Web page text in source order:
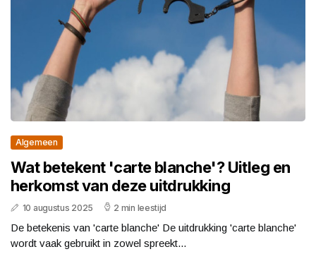
Algemeen
Wat betekent 'carte blanche'? Uitleg en
herkomst van deze uitdrukking
10 augustus 2025 2 min leestijd
De betekenis van 'carte blanche' De uitdrukking 'carte blanche'
wordt vaak gebruikt in zowel spreekt...